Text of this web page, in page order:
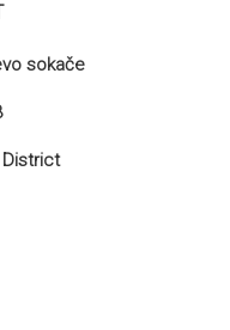
sokače
District